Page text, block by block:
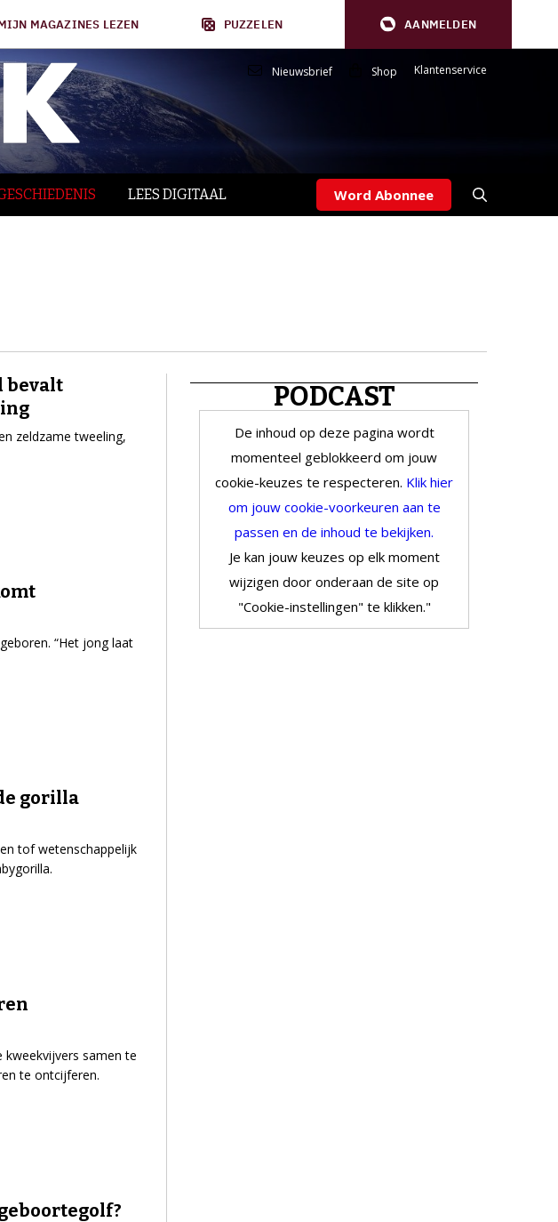
MAGAZINES LEZEN PUZZELEN AANMELDEN
Nieuwsbrief Shop Klantenservice
LEES DIGITAAL Word Abonnee
bevalt
zeldzame tweeling,
“Het jong laat
gorilla
tof wetenschappelijk
samen te
te ontcijferen.
PODCAST
De inhoud op deze pagina wordt
momenteel geblokkeerd om jouw
cookie-keuzes te respecteren. Klik hier
om jouw cookie-voorkeuren aan te
passen en de inhoud te bekijken.
Je kan jouw keuzes op elk moment
wijzigen door onderaan de site op
"Cookie-instellingen" te klikken."